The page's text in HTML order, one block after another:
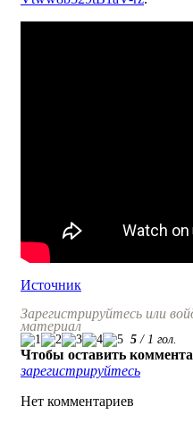
Источник
Зарегистрируйтесь или
материал
5 / 1 гол.
Чтобы оставить
зарегистрируйтесь
Нет комментариев